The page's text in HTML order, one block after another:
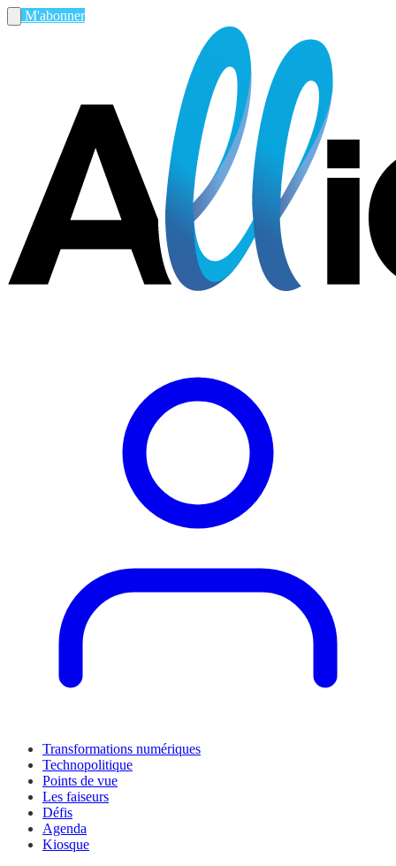
M'abonner
Transformations numériques
Technopolitique
Points de vue
Les faiseurs
Défis
Agenda
Kiosque